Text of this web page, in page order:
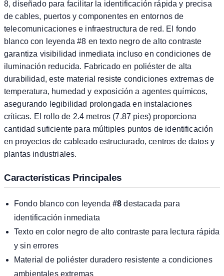
8, diseñado para facilitar la identificación rápida y precisa
de cables, puertos y componentes en entornos de
telecomunicaciones e infraestructura de red. El fondo
blanco con leyenda #8 en texto negro de alto contraste
garantiza visibilidad inmediata incluso en condiciones de
iluminación reducida. Fabricado en poliéster de alta
durabilidad, este material resiste condiciones extremas de
temperatura, humedad y exposición a agentes químicos,
asegurando legibilidad prolongada en instalaciones
críticas. El rollo de 2.4 metros (7.87 pies) proporciona
cantidad suficiente para múltiples puntos de identificación
en proyectos de cableado estructurado, centros de datos y
plantas industriales.
Características Principales
Fondo blanco con leyenda #8 destacada para
identificación inmediata
Texto en color negro de alto contraste para lectura rápida
y sin errores
Material de poliéster duradero resistente a condiciones
ambientales extremas